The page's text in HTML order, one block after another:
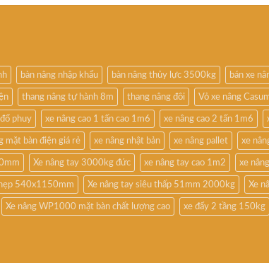
bàn nâng nhập khẩu bàn nâng thủy lực 3500kg bán xe
thang nâng tự hành 8m thang nâng đôi Vỏ xe nâng
phuy xe nâng cao 1 tấn cao 1m6 xe nâng cao 2 tấn 1m6
mặt bàn điện giá rẻ xe nâng nhật bản xe nâng pallet xe
Xe nâng tay 3000kg đức xe nâng tay cao 1m2 xe
540x1150mm Xe nâng tay siêu thấp 51mm 2000kg Xe
Xe nâng WP1000 mặt bàn chất lượng cao xe đẩy 2 tầng 150kg